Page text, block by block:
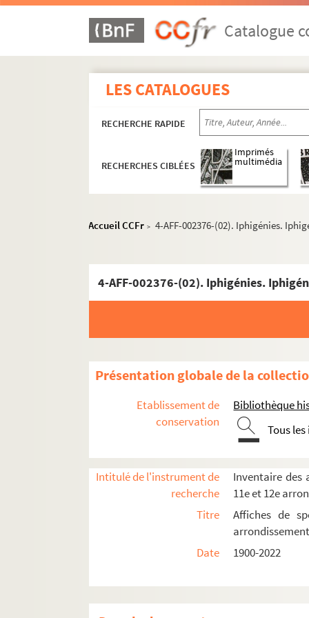
Catalogue
LES CATALOGUES
RECHERCHE RAPIDE
RECHERCHES CIBLÉES
Imprimés
multimédia
Accueil CCFr > 4-AFF-002376-(02). Iphigénies.
4-AFF-002376-(02). Iphigénies.
Présentation globale de la
Etablissement de
conservation
Bibliothèque
Tous
Intitulé de l'instrument de
recherche
Inventaire des
11e et 12e
Titre
Affiches de
Date
1900-2022
12e arrondissement